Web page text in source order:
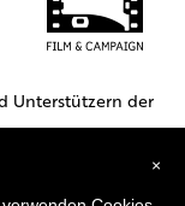
Unterstützern der
×